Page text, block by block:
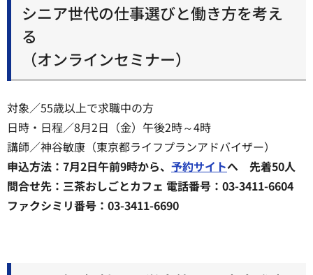
シニア世代の仕事選びと働き方を考え
る
（オンラインセミナー）
対象／55歳以上で求職中の方
日時・日程／8月2日（金）午後2時～4時
講師／神谷敏康（東京都ライフプランアドバイザー）
申込方法：7月2日午前9時から、 予約サイトへ 先着50人
問合せ先：三茶おしごとカフェ 電話番号：03-3411-6604
ファクシミリ番号：03-3411-6690